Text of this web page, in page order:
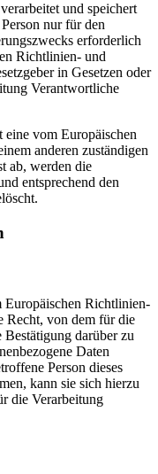
und speichert
nur für den
erforderlich
Richtlinien- und
in Gesetzen oder
Verantwortliche
vom Europäischen
anderen zuständigen
ab, werden die
entsprechend den
Europäischen Richtlinien-
Recht, von dem für die
darüber zu
Daten
Person dieses
kann sie sich hierzu
die Verarbeitung